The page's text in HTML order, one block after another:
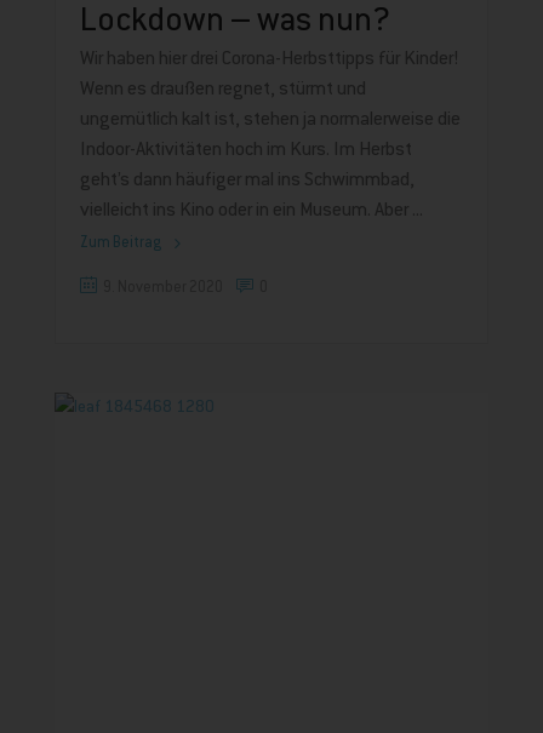
Lockdown – was nun?
Wir haben hier drei Corona-Herbsttipps für Kinder!
Wenn es draußen regnet, stürmt und
ungemütlich kalt ist, stehen ja normalerweise die
Indoor-Aktivitäten hoch im Kurs. Im Herbst
geht’s dann häufiger mal ins Schwimmbad,
vielleicht ins Kino oder in ein Museum. Aber
Zum Beitrag